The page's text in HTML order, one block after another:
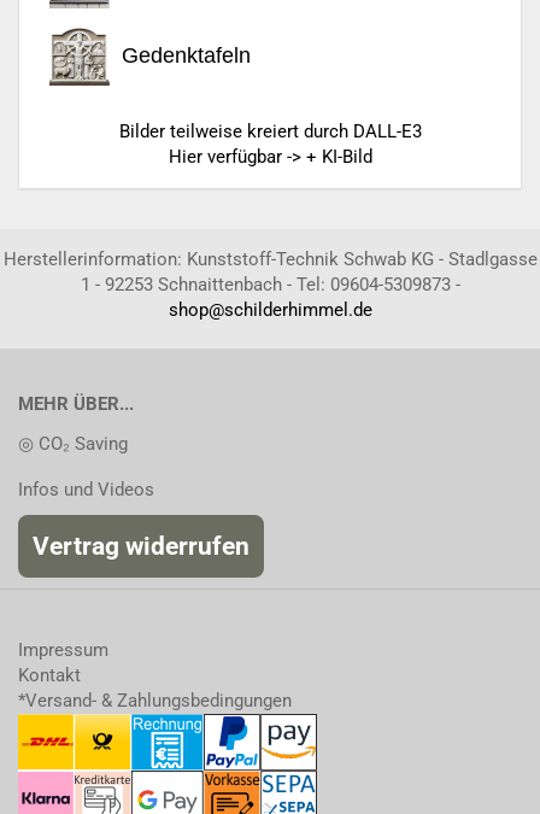
Gedenktafeln
Bilder teilweise kreiert durch DALL-E3
Hier verfügbar -> + KI-Bild
Herstellerinformation: Kunststoff-Technik Schwab KG - Stadlgasse
1 - 92253 Schnaittenbach - Tel: 09604-5309873 -
shop@schilderhimmel.de
MEHR ÜBER...
◎ CO₂ Saving
Infos und Videos
Vertrag widerrufen
Impressum
Kontakt
*Versand- & Zahlungsbedingungen